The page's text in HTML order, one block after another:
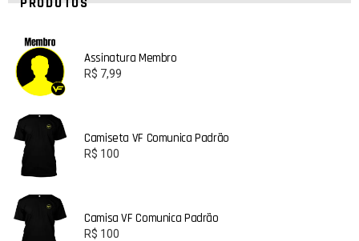
Assinatura Membro
R$ 7,99
Camiseta VF Comunica Padrão
R$ 100
Camisa VF Comunica Padrão
R$ 100